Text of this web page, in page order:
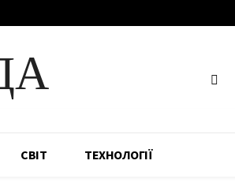
СВІТ ТЕХНОЛОГІЇ